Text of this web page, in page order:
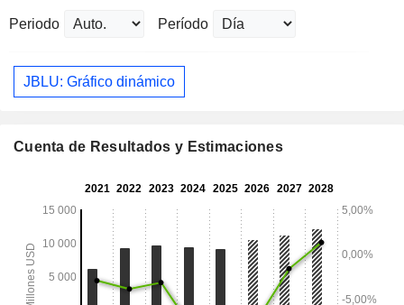
Periodo Período
JBLU: Gráfico dinámico
Cuenta de Resultados y Estimaciones